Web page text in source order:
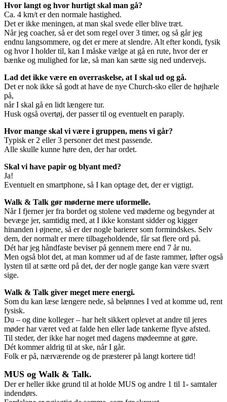
Hvor langt og hvor hurtigt skal man gå?
Ca. 4 km/t er den normale hastighed.
Det er ikke meningen, at man skal svede eller blive træt.
Når jeg coacher, så er det som regel over 3 timer, og så går jeg
endnu langsommere, og det er mere at slendre. Alt efter kondi, fysik
og hvor I holder til, kan I måske vælge at gå en rute, hvor der er
bænke og mulighed for læ, så man kan sætte sig ned undervejs.
Lad det ikke være en overraskelse, at I skal ud og gå.
Det er nok ikke så godt at have de nye Church-sko eller de højhæle
på,
når I skal gå en lidt længere tur.
Husk også overtøj, der passer til og eventuelt en paraply.
Hvor mange skal vi være i gruppen, mens vi går?
Typisk er 2 eller 3 personer det mest passende.
Alle skulle kunne høre den, der har ordet.
Skal vi have papir og blyant med?
Ja!
Eventuelt en smartphone, så I kan optage det, der er vigtigt.
Walk & Talk gør møderne mere uformelle.
Når I fjerner jer fra bordet og stolene ved møderne og begynder at
bevæge jer, samtidig med, at I ikke konstant sidder og kigger
hinanden i øjnene, så er der nogle barierer som formindskes. Selv
dem, der normalt er mere tilbageholdende, får sat flere ord på.
Dét har jeg håndfaste beviser på gennem mere end 7 år nu.
Men også blot det, at man kommer ud af de faste rammer, løfter også
lysten til at sætte ord på det, der der nogle gange kan være svært
sige.
Walk & Talk giver meget mere energi.
Som du kan læse længere nede, så belønnes I ved at komme ud, rent
fysisk.
Du – og dine kolleger – har helt sikkert oplevet at andre til jeres
møder har været ved at falde hen eller lade tankerne flyve afsted.
Til steder, der ikke har noget med dagens mødeemne at gøre.
Dét kommer aldrig til at ske, når I går.
Folk er på, nærværende og de præsterer på langt kortere tid!
MUS og Walk & Talk.
Der er heller ikke grund til at holde MUS og andre 1 til 1- samtaler
indendørs.